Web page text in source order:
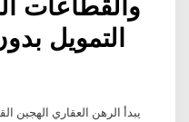
التمويل